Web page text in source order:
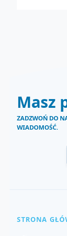
Masz
ZADZWOŃ DO
WIADOMOŚĆ.
STRONA